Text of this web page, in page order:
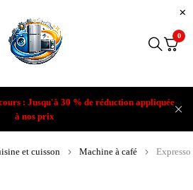
: Jusqu'à 30 % de réduction appliquée
à nos prix
0
et cuisson Machine à café Expresso